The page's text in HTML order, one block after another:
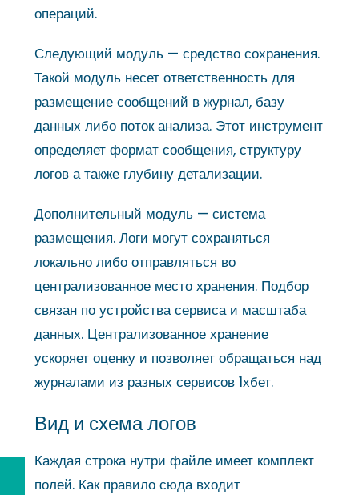
операций.
Следующий модуль — средство сохранения.
Такой модуль несет ответственность для
размещение сообщений в журнал, базу
данных либо поток анализа. Этот инструмент
определяет формат сообщения, структуру
логов а также глубину детализации.
Дополнительный модуль — система
размещения. Логи могут сохраняться
локально либо отправляться во
централизованное место хранения. Подбор
связан по устройства сервиса и масштаба
данных. Централизованное хранение
ускоряет оценку и позволяет обращаться над
журналами из разных сервисов 1хбет.
Вид и схема логов
Каждая строка нутри файле имеет комплект
полей. Как правило сюда входит